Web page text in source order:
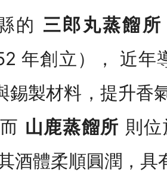
的 三郎丸蒸餾所
年創立）， 近
錫製材料，提升香
山鹿蒸餾所 則
酒體柔順圓潤，具